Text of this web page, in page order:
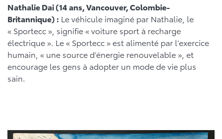
Nathalie Dai (14 ans, Vancouver, Colombie-
Britannique) : Le véhicule imaginé par Nathalie, le
« Sportecc », signifie « voiture sport à recharge
électrique ». Le « Sportecc » est alimenté par l’exercice
humain, « une source d’énergie renouvelable », et
encourage les gens à adopter un mode de vie plus
sain.